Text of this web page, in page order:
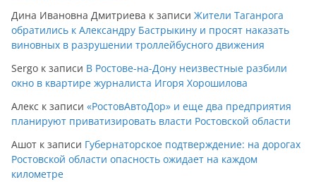
Дина Ивановна Дмитриева к записи Жители Таганрога
обратились к Александру Бастрыкину и просят наказать
виновных в разрушении троллейбусного движения
Sergo к записи В Ростове-на-Дону неизвестные разбили
окно в квартире журналиста Игоря Хорошилова
Алекс к записи «РостовАвтоДор» и еще два предприятия
планируют приватизировать власти Ростовской области
Ашот к записи Губернаторское подтверждение: на дорогах
Ростовской области опасность ожидает на каждом
километре